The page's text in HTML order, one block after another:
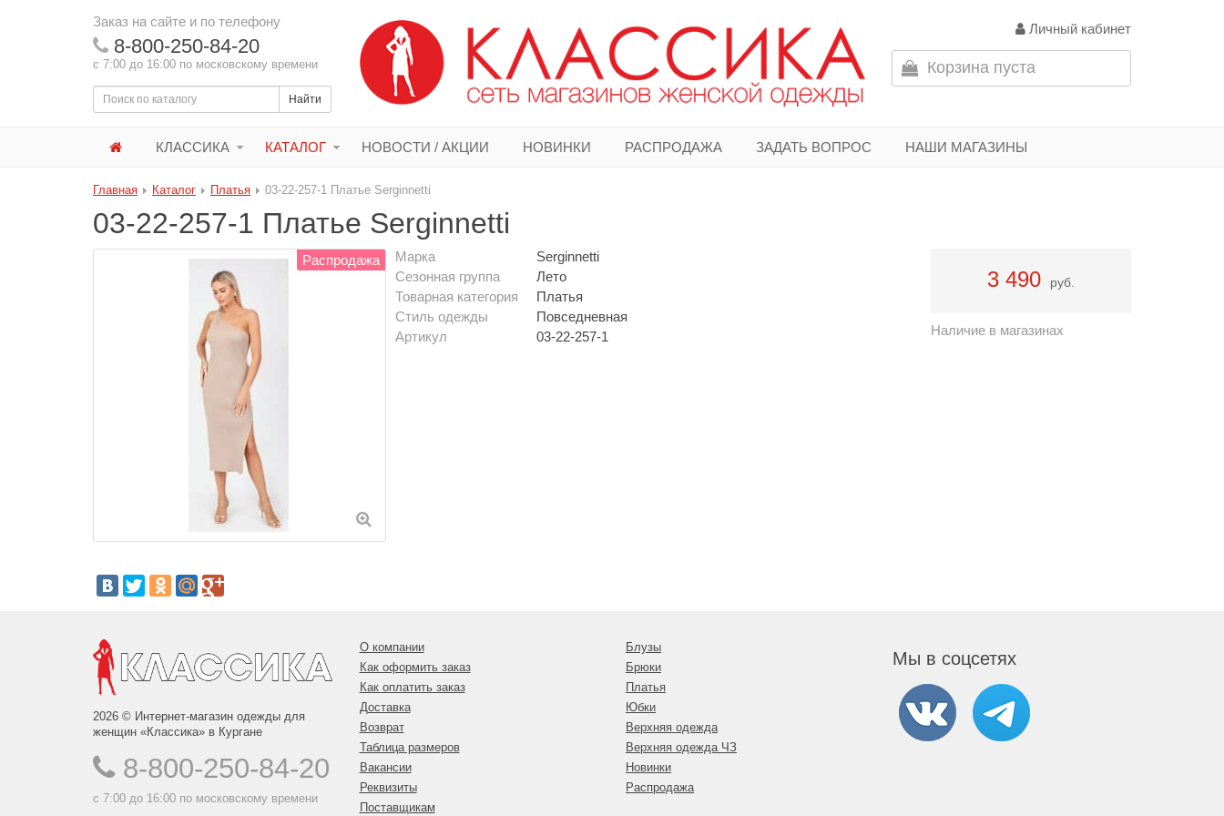
Заказ на сайте и по телефону
8-800-250-84-20
с 7:00 до 16:00 по московскому времени
Найти
Личный кабинет
Корзина пуста
КЛАССИКА КАТАЛОГ НОВОСТИ / АКЦИИ НОВИНКИ РАСПРОДАЖА ЗАДАТЬ ВОПРОС НАШИ МАГАЗИНЫ
Главная Каталог Платья 03-22-257-1 Платье Serginnetti
03-22-257-1 Платье Serginnetti
Распродажа
3 490 руб.
Наличие в магазинах
Марка
Serginnetti
Сезонная группа
Лето
Товарная категория
Платья
Стиль одежды
Повседневная
Артикул
03-22-257-1
2026 © Интернет-магазин одежды для
женщин «Классика» в Кургане
8-800-250-84-20
с 7:00 до 16:00 по московскому времени
О компании
Как оформить заказ
Как оплатить заказ
Доставка
Возврат
Таблица размеров
Вакансии
Реквизиты
Поставщикам
Блузы
Брюки
Платья
Юбки
Верхняя одежда
Верхняя одежда ЧЗ
Новинки
Распродажа
Мы в соцсетях